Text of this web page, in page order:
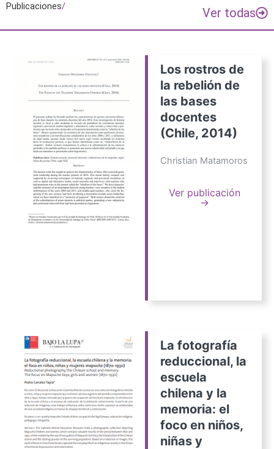
Publicaciones/ Ver todas
Los rostros de
la rebelión de
las bases
docentes
(Chile, 2014)
Christian Matamoros
Ver publicación
→
La fotografía
reduccional, la
escuela
chilena y la
memoria: el
foco en niños,
niñas y